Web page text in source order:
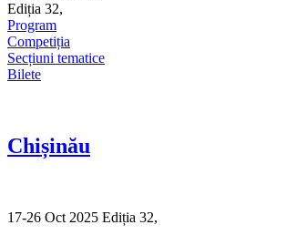
Ediția 32,
Program
Competiția
Secțiuni tematice
Bilete
Chișinău
17-26 Oct 2025 Ediția 32,